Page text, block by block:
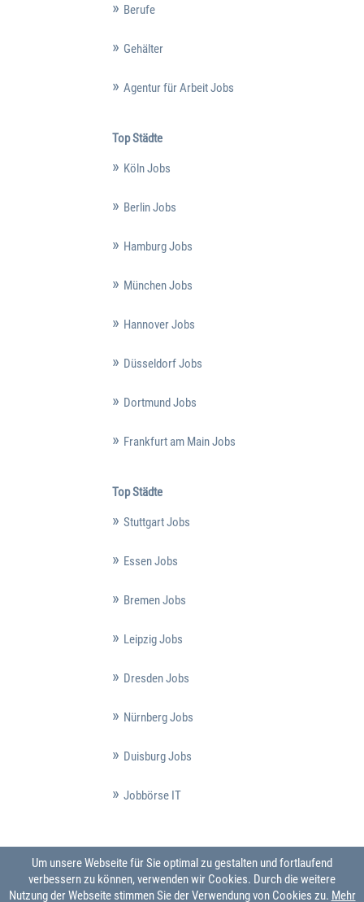
Berufe
Gehälter
Agentur für Arbeit Jobs
Top Städte
Köln Jobs
Berlin Jobs
Hamburg Jobs
München Jobs
Hannover Jobs
Düsseldorf Jobs
Dortmund Jobs
Frankfurt am Main Jobs
Top Städte
Stuttgart Jobs
Essen Jobs
Bremen Jobs
Leipzig Jobs
Dresden Jobs
Nürnberg Jobs
Duisburg Jobs
Jobbörse IT
Um unsere Webseite für Sie optimal zu gestalten und fortlaufend
verbessern zu können, verwenden wir Cookies. Durch die weitere
Nutzung der Webseite stimmen Sie der Verwendung von Cookies zu. Mehr